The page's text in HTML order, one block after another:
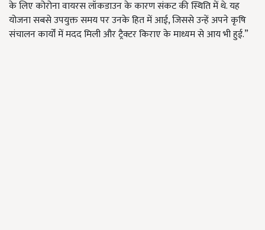
के लिए कोरोना वायरस लॉकडाउन के कारण संकट की स्थिति में थे. यह
योजना सबसे उपयुक्त समय पर उनके हित में आई, जिससे उन्हें अपने कृषि
संचालन कार्यों में मदद मिली और ट्रैक्टर किराए के माध्यम से आय भी हुई.”